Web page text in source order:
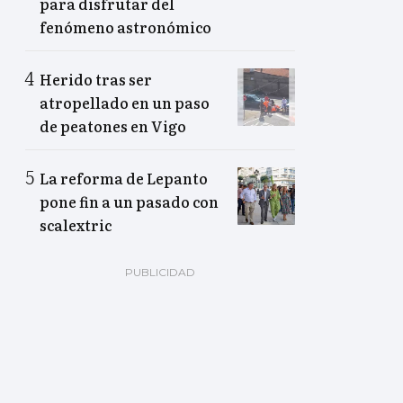
fenómeno astronómico
Herido tras ser
atropellado en un paso
de peatones en Vigo
La reforma de Lepanto
pone fin a un pasado con
scalextric